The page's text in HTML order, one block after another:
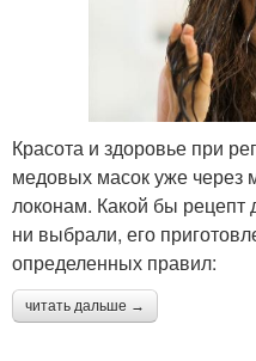
Красота и здоровье при
медовых масок уже через
локонам. Какой бы рецепт
ни выбрали, его
определенных правил:
читать дальше →